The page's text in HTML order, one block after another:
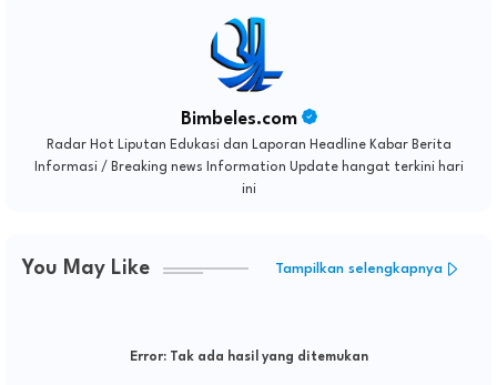
Bimbeles.com
Radar Hot Liputan Edukasi dan Laporan Headline Kabar Berita
Informasi / Breaking news Information Update hangat terkini hari
ini
You May Like Tampilkan selengkapnya
Error:Tak ada hasil yang ditemukan